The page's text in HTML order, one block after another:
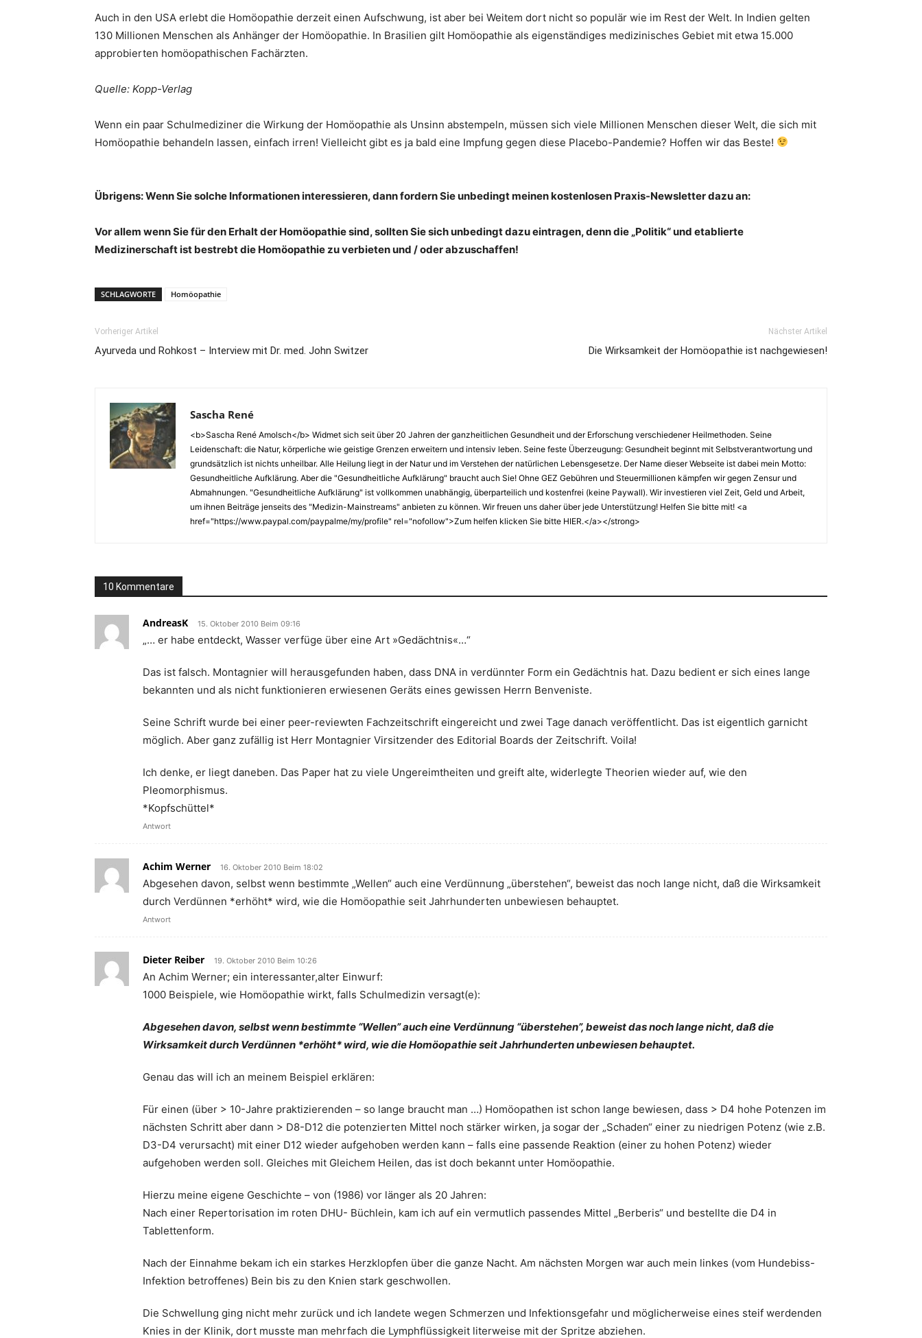
Auch in den USA erlebt die Homöopathie derzeit einen Aufschwung, ist aber bei Weitem dort nicht so populär wie im Rest der Welt. In Indien gelten
130 Millionen Menschen als Anhänger der Homöopathie. In Brasilien gilt Homöopathie als eigenständiges medizinisches Gebiet mit etwa 15.000
approbierten homöopathischen Fachärzten.
Quelle: Kopp-Verlag
Wenn ein paar Schulmediziner die Wirkung der Homöopathie als Unsinn abstempeln, müssen sich viele Millionen Menschen dieser Welt, die sich mit
Homöopathie behandeln lassen, einfach irren! Vielleicht gibt es ja bald eine Impfung gegen diese Placebo-Pandemie? Hoffen wir das Beste!
Übrigens: Wenn Sie solche Informationen interessieren, dann fordern Sie unbedingt meinen kostenlosen Praxis-Newsletter dazu an:
Vor allem wenn Sie für den Erhalt der Homöopathie sind, sollten Sie sich unbedingt dazu eintragen, denn die „Politik“ und etablierte
Medizinerschaft ist bestrebt die Homöopathie zu verbieten und / oder abzuschaffen!
SCHLAGWORTE Homöopathie
Vorheriger Artikel
Ayurveda und Rohkost – Interview mit Dr. med. John Switzer
Nächster Artikel
Die Wirksamkeit der Homöopathie ist nachgewiesen!
Sascha René
<b>Sascha René Amolsch</b> Widmet sich seit über 20 Jahren der ganzheitlichen Gesundheit und der Erforschung verschiedener Heilmethoden. Seine
Leidenschaft: die Natur, körperliche wie geistige Grenzen erweitern und intensiv leben. Seine feste Überzeugung: Gesundheit beginnt mit Selbstverantwortung und
grundsätzlich ist nichts unheilbar. Alle Heilung liegt in der Natur und im Verstehen der natürlichen Lebensgesetze. Der Name dieser Webseite ist dabei mein Motto:
Gesundheitliche Aufklärung. Aber die "Gesundheitliche Aufklärung" braucht auch Sie! Ohne GEZ Gebühren und Steuermillionen kämpfen wir gegen Zensur und
Abmahnungen. "Gesundheitliche Aufklärung" ist vollkommen unabhängig, überparteilich und kostenfrei (keine Paywall). Wir investieren viel Zeit, Geld und Arbeit,
um ihnen Beiträge jenseits des "Medizin-Mainstreams" anbieten zu können. Wir freuen uns daher über jede Unterstützung! Helfen Sie bitte mit! <a
href="https://www.paypal.com/paypalme/my/profile" rel="nofollow">Zum helfen klicken Sie bitte HIER.</a></strong>
10 Kommentare
AndreasK 15. Oktober 2010 Beim 09:16
„… er habe entdeckt, Wasser verfüge über eine Art »Gedächtnis«…“
Das ist falsch. Montagnier will herausgefunden haben, dass DNA in verdünnter Form ein Gedächtnis hat. Dazu bedient er sich eines lange
bekannten und als nicht funktionieren erwiesenen Geräts eines gewissen Herrn Benveniste.
Seine Schrift wurde bei einer peer-reviewten Fachzeitschrift eingereicht und zwei Tage danach veröffentlicht. Das ist eigentlich garnicht
möglich. Aber ganz zufällig ist Herr Montagnier Virsitzender des Editorial Boards der Zeitschrift. Voila!
Ich denke, er liegt daneben. Das Paper hat zu viele Ungereimtheiten und greift alte, widerlegte Theorien wieder auf, wie den
Pleomorphismus.
*Kopfschüttel*
Antwort
Achim Werner 16. Oktober 2010 Beim 18:02
Abgesehen davon, selbst wenn bestimmte „Wellen“ auch eine Verdünnung „überstehen“, beweist das noch lange nicht, daß die Wirksamkeit
durch Verdünnen *erhöht* wird, wie die Homöopathie seit Jahrhunderten unbewiesen behauptet.
Antwort
Dieter Reiber 19. Oktober 2010 Beim 10:26
An Achim Werner; ein interessanter,alter Einwurf:
1000 Beispiele, wie Homöopathie wirkt, falls Schulmedizin versagt(e):
Abgesehen davon, selbst wenn bestimmte “Wellen” auch eine Verdünnung “überstehen”, beweist das noch lange nicht, daß die
Wirksamkeit durch Verdünnen *erhöht* wird, wie die Homöopathie seit Jahrhunderten unbewiesen behauptet.
Genau das will ich an meinem Beispiel erklären:
Für einen (über > 10-Jahre praktizierenden – so lange braucht man …) Homöopathen ist schon lange bewiesen, dass > D4 hohe Potenzen im
nächsten Schritt aber dann > D8-D12 die potenzierten Mittel noch stärker wirken, ja sogar der „Schaden“ einer zu niedrigen Potenz (wie z.B.
D3-D4 verursacht) mit einer D12 wieder aufgehoben werden kann – falls eine passende Reaktion (einer zu hohen Potenz) wieder
aufgehoben werden soll. Gleiches mit Gleichem Heilen, das ist doch bekannt unter Homöopathie.
Hierzu meine eigene Geschichte – von (1986) vor länger als 20 Jahren:
Nach einer Repertorisation im roten DHU- Büchlein, kam ich auf ein vermutlich passendes Mittel „Berberis“ und bestellte die D4 in
Tablettenform.
Nach der Einnahme bekam ich ein starkes Herzklopfen über die ganze Nacht. Am nächsten Morgen war auch mein linkes (vom Hundebiss-
Infektion betroffenes) Bein bis zu den Knien stark geschwollen.
Die Schwellung ging nicht mehr zurück und ich landete wegen Schmerzen und Infektionsgefahr und möglicherweise eines steif werdenden
Knies in der Klinik, dort musste man mehrfach die Lymphflüssigkeit literweise mit der Spritze abziehen.